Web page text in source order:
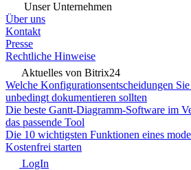
Unser Unternehmen
Über uns
Kontakt
Presse
Rechtliche Hinweise
Aktuelles von Bitrix24
Welche Konfigurationsentscheidungen
unbedingt dokumentieren sollten
Die beste Gantt-Diagramm-Software im
das passende Tool
Die 10 wichtigsten Funktionen eines
Kostenfrei starten
LogIn